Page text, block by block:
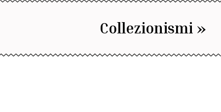
Collezionismi »